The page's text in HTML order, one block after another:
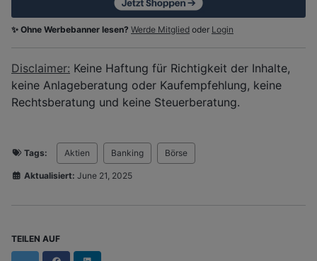
✨ Ohne Werbebanner lesen? Werde Mitglied oder Login
Disclaimer: Keine Haftung für Richtigkeit der Inhalte,
keine Anlageberatung oder Kaufempfehlung, keine
Rechtsberatung und keine Steuerberatung.
Tags: Aktien Banking Börse
Aktualisiert: June 21, 2025
TEILEN AUF